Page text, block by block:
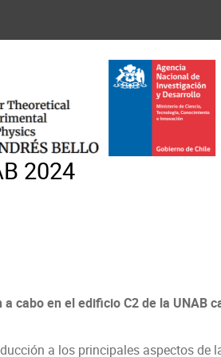
2024
cabo en el edificio C2 de la UNAB
a los principales aspectos de